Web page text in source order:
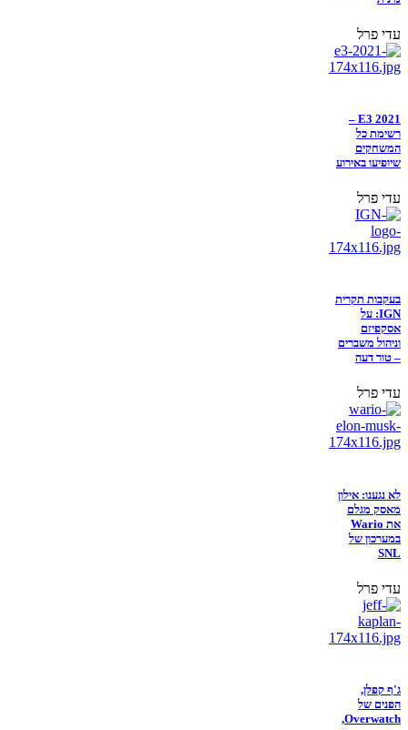
עדי פרל
E3 2021 –
רשימת כל
המשחקים
שיופיעו באירוע
עדי פרל
בעקבות תקרית
IGN: על
אסקפיזם
וניהול משברים
– טור דעה
עדי פרל
לא נגענו: אילון
מאסק מגלם
את Wario
במערכון של
SNL
עדי פרל
ג'ף קפלן,
הפנים של
Overwatch,